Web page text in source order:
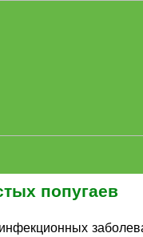
попугаев